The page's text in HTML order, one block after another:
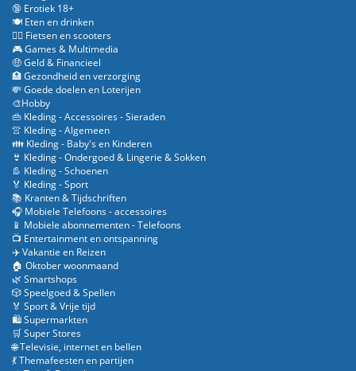
🔞 Erotiek 18+
🍽️ Eten en drinken
🚴‍♂️ Fietsen en scooters
🎮 Games & Multimedia
🤑 Geld & Financieel
🏥 Gezondheid en verzorging
💸 Goede doelen en Loterijen
🎨Hobby
👜 Kleding - Accessoires - Sieraden
👚 Kleding - Algemeen
👪 Kleding - Baby's en Kinderen
👙 Kleding - Ondergoed & Lingerie & Sokken
👢 Kleding - Schoenen
🏅 Kleding - Sport
📚 Kranten & Tijdschriften
🎧 Mobiele Telefoons - accessoires
📱 Mobiele abonnementen - Telefoons
📺 Entertainment en ontspanning
✈️ Vakantie en Reizen
🏠 Oktober woonmaand
🌿 Smartshops
🎲 Speelgoed & Spellen
🏅 Sport & Vrije tijd
🛍️ Supermarkten
🛒 Super Stores
🌐 Televisie, internet en bellen
💃 Themafeesten en partijen